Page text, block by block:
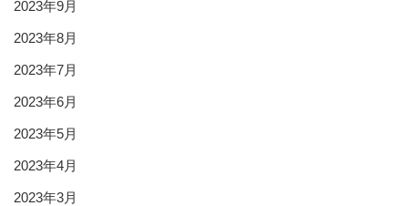
2023年9月
2023年8月
2023年7月
2023年6月
2023年5月
2023年4月
2023年3月